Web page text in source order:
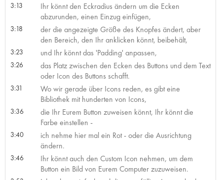
3:13
Ihr könnt den Eckradius ändern um die Ecken
abzurunden, einen Einzug einfügen,
3:18
der die angezeigte Größe des Knopfes ändert, aber
den Bereich, den Ihr anklicken könnt, beibehält,
3:23 und Ihr könnt das 'Padding' anpassen,
3:26
das Platz zwischen den Ecken des Buttons und dem Text
oder Icon des Buttons schafft.
3:31
Wo wir gerade über Icons reden, es gibt eine
Bibliothek mit hunderten von Icons,
3:36
die Ihr Eurem Button zuweisen könnt, Ihr könnt die
Farbe einstellen -
3:40
ich nehme hier mal ein Rot - oder die Ausrichtung
ändern.
3:46
Ihr könnt auch den Custom Icon nehmen, um dem
Button ein Bild von Eurem Computer zuzuweisen.